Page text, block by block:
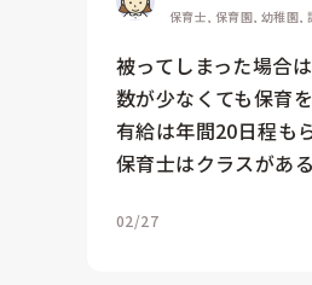
保育士, 保育園, 幼稚園,
被ってしまった場合
数が少なくても保育
有給は年間20日程も
保育士はクラスがあ
02/27